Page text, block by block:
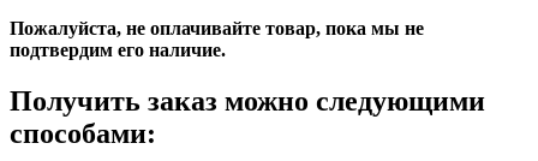
Пожалуйста, не оплачивайте товар, пока мы не
подтвердим его наличие.
Получить заказ можно следующими
способами: